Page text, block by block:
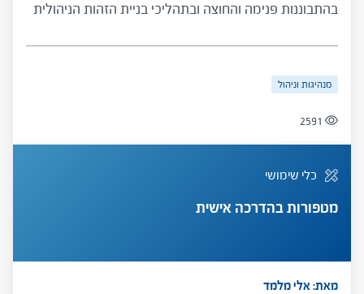
בהתבוננות פנימה והחוצה ובתהליכי בניית הזהות הניהולית
ועקרונות עבודה למדריך האישי.
מנהיגות וניהול
2591
כלי שימושי
מטפורות בהדרכה אישית
מאת: אלי מלמד